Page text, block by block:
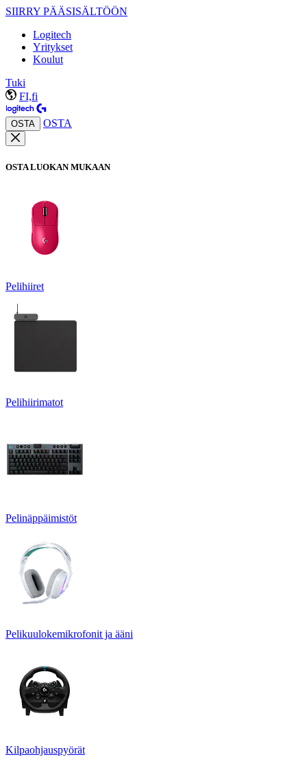
SIIRRY PÄÄSISÄLTÖÖN
Logitech
Yritykset
Koulut
Tuki
FI,fi
OSTA OSTA
OSTA LUOKAN MUKAAN
Pelihiiret
Pelihiirimatot
Pelinäppäimistöt
Pelikuulokemikrofonit ja ääni
Kilpaohjauspyörät